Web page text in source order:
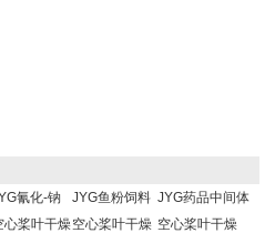
氰化-钠
心桨叶干燥
JYG鱼粉饲料
空心桨叶干燥
JYG药品中间体
空心桨叶干燥